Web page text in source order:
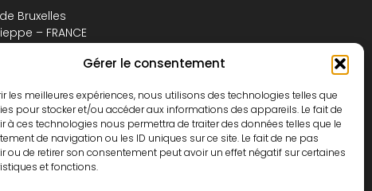
Gérer le consentement
les meilleures expériences, nous utilisons des technologies telles que
pour stocker et/ou accéder aux informations des appareils. Le fait de
à ces technologies nous permettra de traiter des données telles que le
de navigation ou les ID uniques sur ce site. Le fait de ne pas
ou de retirer son consentement peut avoir un effet négatif sur certaines
et fonctions.
Bruxelles
– FRANCE
à la newsletter
vous à notre newsletter